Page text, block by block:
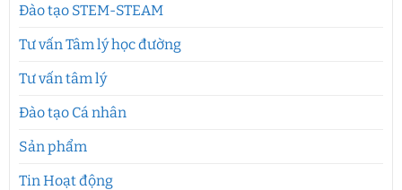
Đào tạo STEM-STEAM
Tư vấn Tâm lý học đường
Tư vấn tâm lý
Đào tạo Cá nhân
Sản phẩm
Tin Hoạt động